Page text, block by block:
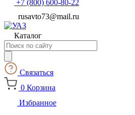
+7 (800) 600-80-22
rusavto73@mail.ru
Каталог
Поиск
товаров
Связаться
0 Корзина
Избранное